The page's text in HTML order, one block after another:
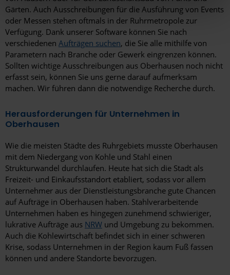
Verwendung von notwendigen Cookies zustimmen oder
hier Ihre individuelle Auswahl bestätigen. Ihre Einwilligung
ist freiwillig und kann jederzeit später geändert oder
widerrufen werden, indem Sie auf die Schaltfläche
Einstellungen am unteren Ende der Webseite klicken.
Weitere Informationen erhalten Sie in unserer
Datenschutzerklärung und im Impressum.
Gärten. Auch Ausschreibungen für die Ausführung von Events
oder Messen stehen oftmals in der Ruhrmetropole zur
Verfügung. Dank unserer Software können Sie nach
verschiedenen Aufträgen suchen, die Sie alle mithilfe von
Parametern nach Branche oder Gewerk eingrenzen können.
Sollten wichtige Ausschreibungen aus Oberhausen noch nicht
erfasst sein, können Sie uns gerne darauf aufmerksam
machen. Wir führen dann die notwendige Recherche durch.
Herausforderungen für Unternehmen in
Oberhausen
Wie die meisten Städte des Ruhrgebiets musste Oberhausen
mit dem Niedergang von Kohle und Stahl einen
Strukturwandel durchlaufen. Heute hat sich die Stadt als
Freizeit- und Einkaufsstandort etabliert, sodass vor allem
Unternehmer aus der Dienstleistungsbranche gute Chancen
auf Aufträge in Oberhausen haben. Stahlverarbeitende
Unternehmen haben es hingegen zunehmend schwieriger,
lukrative Aufträge aus NRW und Umgebung zu bekommen.
Auch die Kohlewirtschaft befindet sich in einer schweren
Krise, sodass Unternehmen in der Region kaum Fuß fassen
können und andere Standorte bevorzugen.